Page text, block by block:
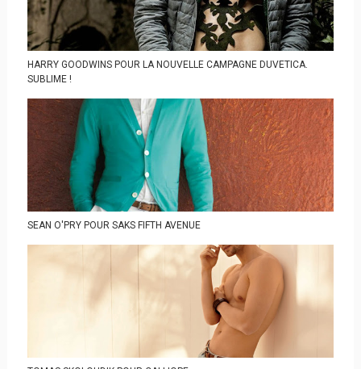
HARRY GOODWINS POUR LA NOUVELLE CAMPAGNE DUVETICA.
SUBLIME !
SEAN O'PRY POUR SAKS FIFTH AVENUE